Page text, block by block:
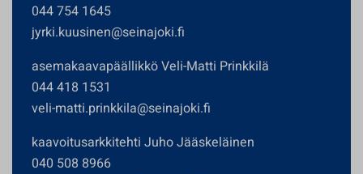
044 754 1645
jyrki.kuusinen@seinajoki.fi
asemakaavapäällikkö Veli-Matti Prinkkilä
044 418 1531
veli-matti.prinkkila@seinajoki.fi
kaavoitusarkkitehti Juho Jääskeläinen
040 508 8966